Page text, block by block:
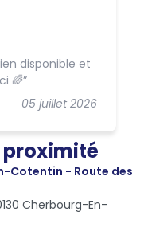
05 juillet 2026
disponible et
🌈
proximité
Cotentin - Route des
Cherbourg-En-